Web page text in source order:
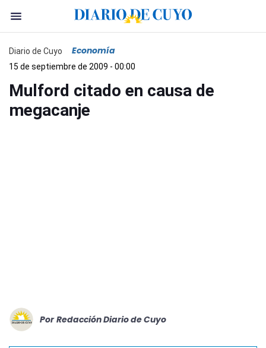
Diario de Cuyo Economía
15 de septiembre de 2009 - 00:00
Mulford citado en causa de
megacanje
Por Redacción Diario de Cuyo